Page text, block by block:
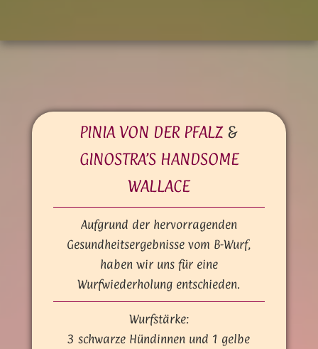
PINIA VON DER PFALZ&
GINOSTRA’S HANDSOME
WALLACE
Aufgrund der hervorragenden
Gesundheitsergebnisse vom B-Wurf,
haben wir uns für eine
Wurfwiederholung entschieden.
Wurfstärke:
3 schwarze Hündinnen und 1 gelbe